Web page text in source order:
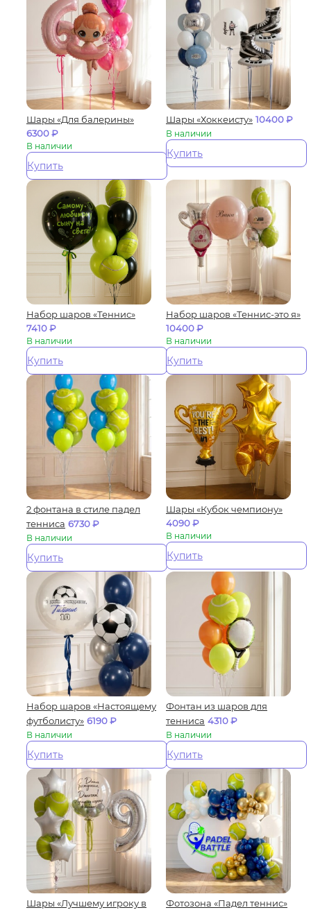
Шары «Для балерины»
6300₽
В наличии
Купить
Шары «Хоккеисту» 10400₽
В наличии
Купить
Набор шаров «Теннис»
7410₽
В наличии
Купить
Набор шаров «Теннис-это я»
10400₽
В наличии
Купить
2 фонтана в стиле падел
тенниса 6730₽
В наличии
Купить
Шары «Кубок чемпиону»
4090₽
В наличии
Купить
Набор шаров «Настоящему
футболисту» 6190₽
В наличии
Купить
Фонтан из шаров для
тенниса 4310₽
В наличии
Купить
Шары «Лучшему игроку в
Фотозона «Падел теннис»